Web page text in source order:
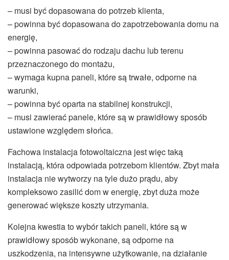
– musi być dopasowana do potrzeb klienta,
– powinna być dopasowana do zapotrzebowania domu na
energię,
– powinna pasować do rodzaju dachu lub terenu
przeznaczonego do montażu,
– wymaga kupna paneli, które są trwałe, odporne na
warunki,
– powinna być oparta na stabilnej konstrukcji,
– musi zawierać panele, które są w prawidłowy sposób
ustawione względem słońca.
Fachowa instalacja fotowoltaiczna jest więc taką
instalacją, która odpowiada potrzebom klientów. Zbyt mała
instalacja nie wytworzy na tyle dużo prądu, aby
kompleksowo zasilić dom w energię, zbyt duża może
generować większe koszty utrzymania.
Kolejna kwestia to wybór takich paneli, które są w
prawidłowy sposób wykonane, są odporne na
uszkodzenia, na intensywne użytkowanie, na działanie